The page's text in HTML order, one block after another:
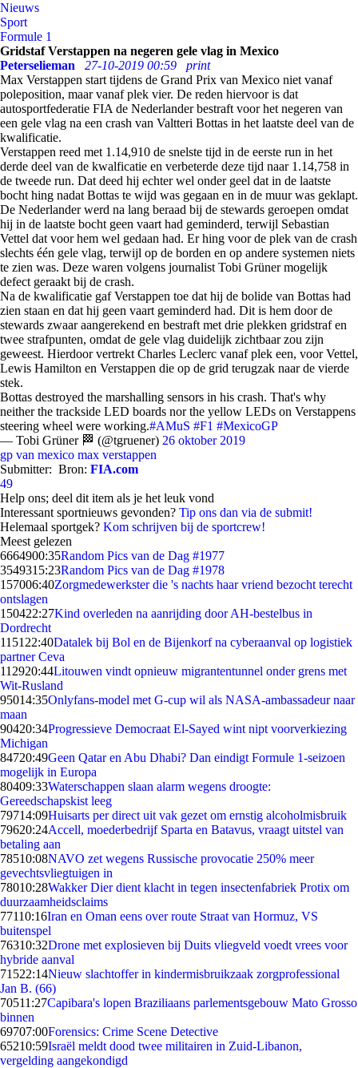
Nieuws
Sport
Formule 1
Gridstaf Verstappen na negeren gele vlag in Mexico
Peterselieman
27-10-2019 00:59
print
Max Verstappen start tijdens de Grand Prix van Mexico niet vanaf
poleposition, maar vanaf plek vier. De reden hiervoor is dat
autosportfederatie FIA de Nederlander bestraft voor het negeren van
een gele vlag na een crash van Valtteri Bottas in het laatste deel van de
kwalificatie.
Verstappen reed met 1.14,910 de snelste tijd in de eerste run in het
derde deel van de kwalficatie en verbeterde deze tijd naar 1.14,758 in
de tweede run. Dat deed hij echter wel onder geel dat in de laatste
bocht hing nadat Bottas te wijd was gegaan en in de muur was geklapt.
De Nederlander werd na lang beraad bij de stewards geroepen omdat
hij in de laatste bocht geen vaart had geminderd, terwijl Sebastian
Vettel dat voor hem wel gedaan had. Er hing voor de plek van de crash
slechts één gele vlag, terwijl op de borden en op andere systemen niets
te zien was. Deze waren volgens journalist Tobi Grüner mogelijk
defect geraakt bij de crash.
Na de kwalificatie gaf Verstappen toe dat hij de bolide van Bottas had
zien staan en dat hij geen vaart geminderd had. Dit is hem door de
stewards zwaar aangerekend en bestraft met drie plekken gridstraf en
twee strafpunten, omdat de gele vlag duidelijk zichtbaar zou zijn
geweest. Hierdoor vertrekt Charles Leclerc vanaf plek een, voor Vettel,
Lewis Hamilton en Verstappen die op de grid terugzak naar de vierde
stek.
Bottas destroyed the marshalling sensors in his crash. That's why
neither the trackside LED boards nor the yellow LEDs on Verstappens
steering wheel were working.#AMuS #F1 #MexicoGP
— Tobi Grüner 🏁 (@tgruener) 26 oktober 2019
gp van mexico max verstappen
Submitter: Bron: FIA.com
49
Help ons; deel dit item als je het leuk vond
Interessant sportnieuws gevonden? Tip ons dan via de submit!
Helemaal sportgek? Kom schrijven bij de sportcrew!
Meest gelezen
6664900:35Random Pics van de Dag #1977
3549315:23Random Pics van de Dag #1978
157006:40Zorgmedewerkster die 's nachts haar vriend bezocht terecht
ontslagen
150422:27Kind overleden na aanrijding door AH-bestelbus in
Dordrecht
1151 22:40Datalek bij Bol en de Bijenkorf na cyberaanval op logistiek
partner Ceva
112920:44Litouwen vindt opnieuw migrantentunnel onder grens met
Wit-Rusland
95014:35Onlyfans-model met G-cup wil als NASA-ambassadeur naar
maan
90420:34Progressieve Democraat El-Sayed wint nipt voorverkiezing
Michigan
84720:49Geen Qatar en Abu Dhabi? Dan eindigt Formule 1-seizoen
mogelijk in Europa
80409:33Waterschappen slaan alarm wegens droogte:
Gereedschapskist leeg
79714:09Huisarts per direct uit vak gezet om ernstig alcoholmisbruik
79620:24Accell, moederbedrijf Sparta en Batavus, vraagt uitstel van
betaling aan
78510:08NAVO zet wegens Russische provocatie 250% meer
gevechtsvliegtuigen in
78010:28Wakker Dier dient klacht in tegen insectenfabriek Protix om
duurzaamheidsclaims
77110:16Iran en Oman eens over route Straat van Hormuz, VS
buitenspel
76310:32Drone met explosieven bij Duits vliegveld voedt vrees voor
hybride aanval
71522:14Nieuw slachtoffer in kindermisbruikzaak zorgprofessional
Jan B. (66)
70511:27Capibara's lopen Braziliaans parlementsgebouw Mato Grosso
binnen
69707:00Forensics: Crime Scene Detective
65210:59Israël meldt dood twee militairen in Zuid-Libanon,
vergelding aangekondigd